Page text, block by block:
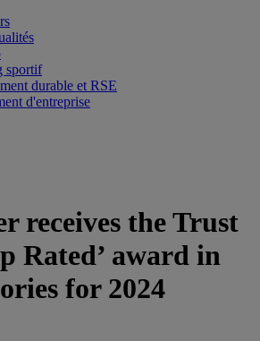
sportif
durable et RSE
d'entreprise
receives the Trust
Rated’ award in
for 2024